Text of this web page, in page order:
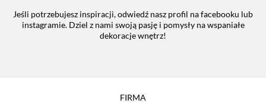
Jeśli potrzebujesz inspiracji, odwiedź nasz profil na facebooku lub
instagramie. Dziel z nami swoją pasję i pomysły na wspaniałe
dekoracje wnętrz!
FIRMA